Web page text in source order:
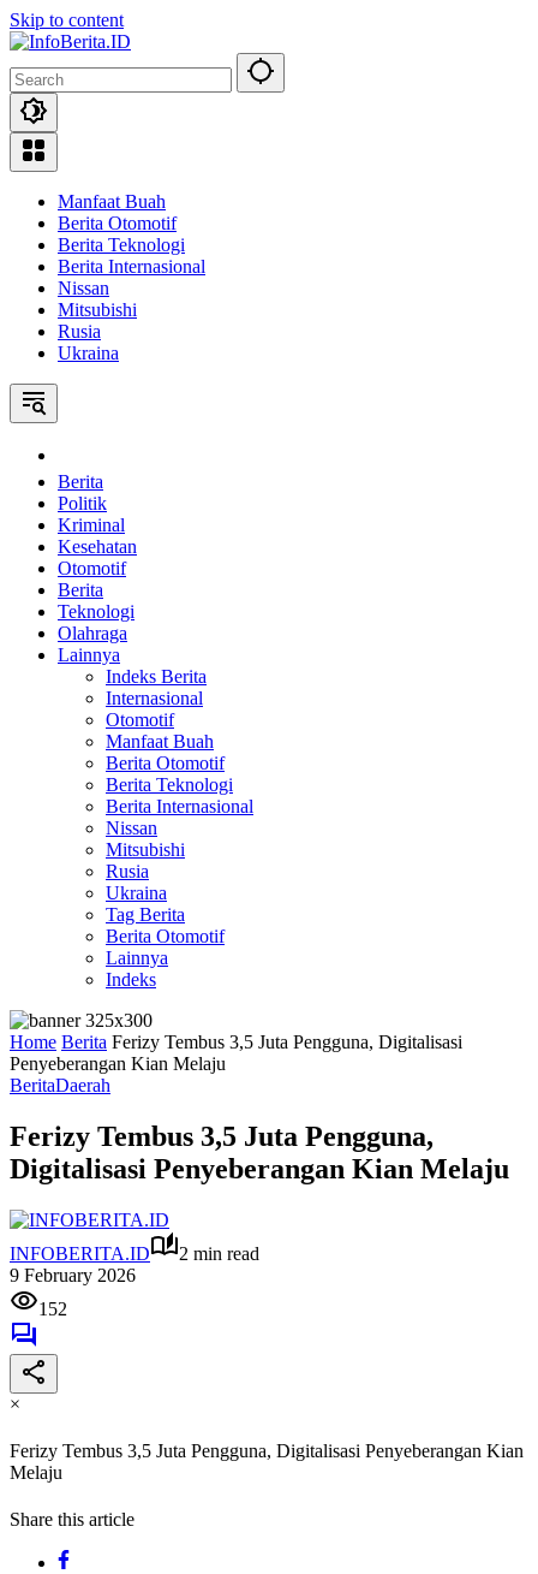
Skip to content
Manfaat Buah
Berita Otomotif
Berita Teknologi
Berita Internasional
Nissan
Mitsubishi
Rusia
Ukraina
Berita
Politik
Kriminal
Kesehatan
Otomotif
Berita
Teknologi
Olahraga
Lainnya
Indeks Berita
Internasional
Otomotif
Manfaat Buah
Berita Otomotif
Berita Teknologi
Berita Internasional
Nissan
Mitsubishi
Rusia
Ukraina
Tag Berita
Berita Otomotif
Lainnya
Indeks
Home Berita Ferizy Tembus 3,5 Juta Pengguna, Digitalisasi
Penyeberangan Kian Melaju
BeritaDaerah
Ferizy Tembus 3,5 Juta Pengguna,
Digitalisasi Penyeberangan Kian Melaju
INFOBERITA.ID
2 min read
9 February 2026
152
×
Ferizy Tembus 3,5 Juta Pengguna, Digitalisasi Penyeberangan Kian
Melaju
Share this article